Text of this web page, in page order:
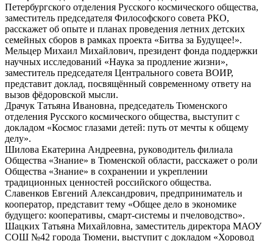
Петербургского отделения Русского космического общества,
заместитель председателя Философского совета РКО,
расскажет об опыте и планах проведения летних детских
семейных сборов в рамках проекта «Битва за Будущее!».
Мельцер Михаил Михайлович, президент фонда поддержки
научных исследований «Наука за продление жизни»,
заместитель председателя Центрального совета ВОИР,
представит доклад, посвящённый современному ответу на
вызов фёдоровской мысли.
Драчук Татьяна Ивановна, председатель Тюменского
отделения Русского космического общества, выступит с
докладом «Космос глазами детей: путь от мечты к общему
делу».
Шилова Екатерина Андреевна, руководитель филиала
Общества «Знание» в Тюменской области, расскажет о роли
Общества «Знание» в сохранении и укреплении
традиционных ценностей российского общества.
Славенков Евгений Александрович, предприниматель и
кооператор, представит тему «Общее дело в экономике
будущего: кооперативы, смарт-системы и пчеловодство».
Шацких Татьяна Михайловна, заместитель директора МАОУ
СОШ №42 города Тюмени, выступит с докладом «Хоровод